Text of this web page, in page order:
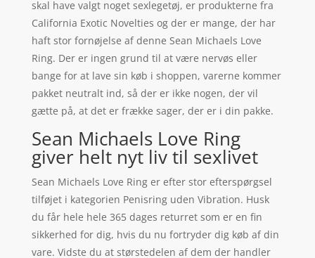
skal have valgt noget sexlegetøj, er produkterne fra
California Exotic Novelties og der er mange, der har
haft stor fornøjelse af denne Sean Michaels Love
Ring. Der er ingen grund til at være nervøs eller
bange for at lave sin køb i shoppen, varerne kommer
pakket neutralt ind, så der er ikke nogen, der vil
gætte på, at det er frække sager, der er i din pakke.
Sean Michaels Love Ring
giver helt nyt liv til sexlivet
Sean Michaels Love Ring er efter stor efterspørgsel
tilføjet i kategorien Penisring uden Vibration. Husk
du får hele hele 365 dages returret som er en fin
sikkerhed for dig, hvis du nu fortryder dig køb af din
vare. Vidste du at størstedelen af dem der handler